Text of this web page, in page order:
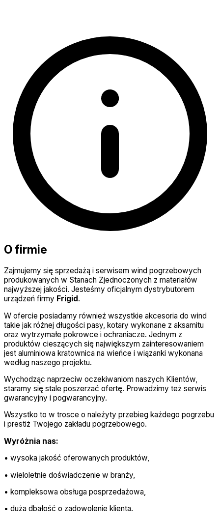
O firmie
Zajmujemy się sprzedażą i serwisem wind pogrzebowych
produkowanych w Stanach Zjednoczonych z materiałów
najwyższej jakości. Jesteśmy oficjalnym dystrybutorem
urządzeń firmy Frigid .
W ofercie posiadamy również wszystkie akcesoria do wind
takie jak różnej długości pasy, kotary wykonane z aksamitu
oraz wytrzymałe pokrowce i ochraniacze. Jednym z
produktów cieszących się największym zainteresowaniem
jest aluminiowa kratownica na wieńce i wiązanki wykonana
według naszego projektu.
Wychodząc naprzeciw oczekiwaniom naszych Klientów,
staramy się stale poszerzać ofertę. Prowadzimy też serwis
gwarancyjny i pogwarancyjny.
Wszystko to w trosce o należyty przebieg każdego pogrzebu
i prestiż Twojego zakładu pogrzebowego.
Wyróżnia nas:
• wysoka jakość oferowanych produktów,
• wieloletnie doświadczenie w branży,
• kompleksowa obsługa posprzedażowa,
• duża dbałość o zadowolenie klienta.